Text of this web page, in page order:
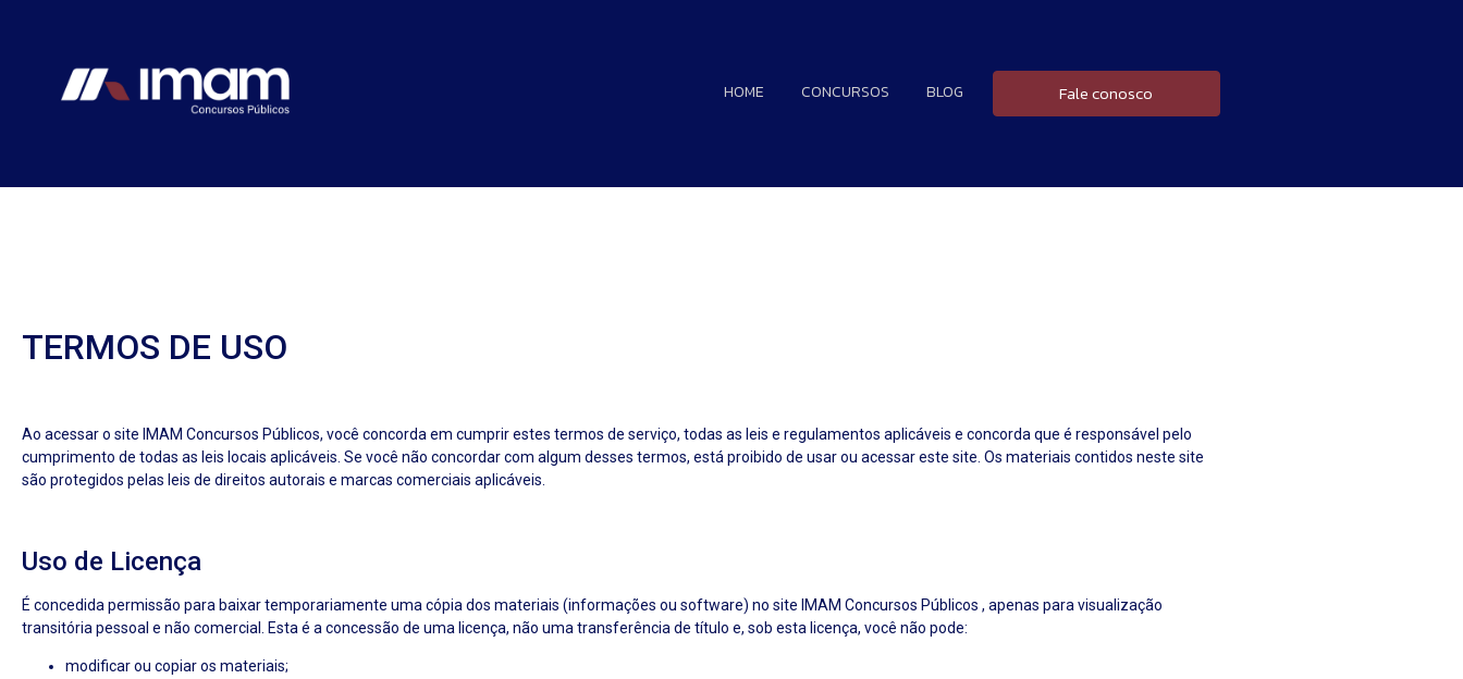
HOME CONCURSOS BLOG Fale conosco
TERMOS DE USO
Ao acessar o site IMAM Concursos Públicos, você concorda em cumprir estes termos de serviço, todas as leis e regulamentos aplicáveis ​​e concorda que é responsável pelo
cumprimento de todas as leis locais aplicáveis. Se você não concordar com algum desses termos, está proibido de usar ou acessar este site. Os materiais contidos neste site
são protegidos pelas leis de direitos autorais e marcas comerciais aplicáveis.
Uso de Licença
É concedida permissão para baixar temporariamente uma cópia dos materiais (informações ou software) no site IMAM Concursos Públicos , apenas para visualização
transitória pessoal e não comercial. Esta é a concessão de uma licença, não uma transferência de título e, sob esta licença, você não pode:
modificar ou copiar os materiais;